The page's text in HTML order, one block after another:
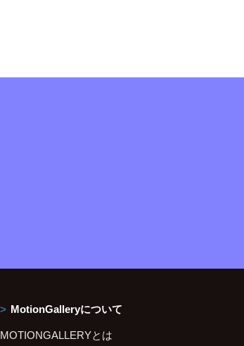
MotionGalleryについて
MOTIONGALLERYとは